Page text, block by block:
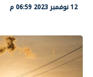
12 نوفمبر 2023 06:59 م